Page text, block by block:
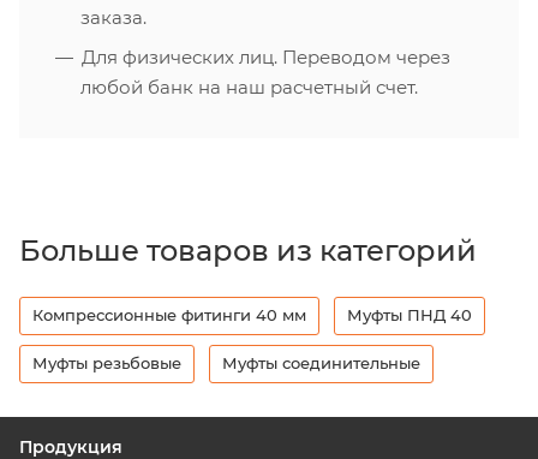
заказа.
Для физических лиц. Переводом через
любой банк на наш расчетный счет.
Больше товаров из категорий
Компрессионные фитинги 40 мм Муфты ПНД 40
Муфты резьбовые Муфты соединительные
Продукция